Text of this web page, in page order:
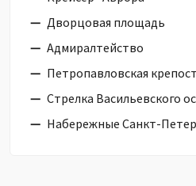
Дворцовая площадь
Адмиралтейство
Петропавловская
Стрелка Васильевского
Набережные Санкт-